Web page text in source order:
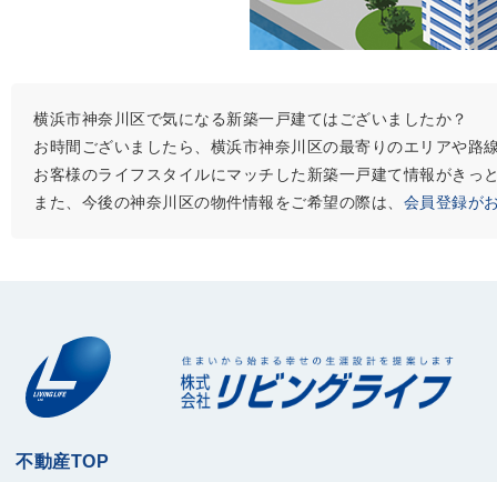
横浜市神奈川区で気になる新築一戸建てはございましたか？
お時間ございましたら、横浜市神奈川区の最寄りのエリアや
お客様のライフスタイルにマッチした新築一戸建て情報がきっ
また、今後の神奈川区の物件情報をご希望の際は、 会員登録が
不動産TOP